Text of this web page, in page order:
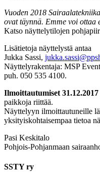
Vuoden 2018
ovat täynnä. Emme voi ottaa
Katso näyttelytilojen
Lisätietoja näyttelystä antaa
Jukka Sassi,
Näyttelyrakentaja: MSP
puh. 050 535 4100.
Ilmoittautumiset 31.12.2017
paikkoja riittää.
Näyttelyyn ilmoittautuneille
yksityiskohtaisempaa tietoa
Pasi Keskitalo
Pohjois-Pohjanmaan
SSTY ry